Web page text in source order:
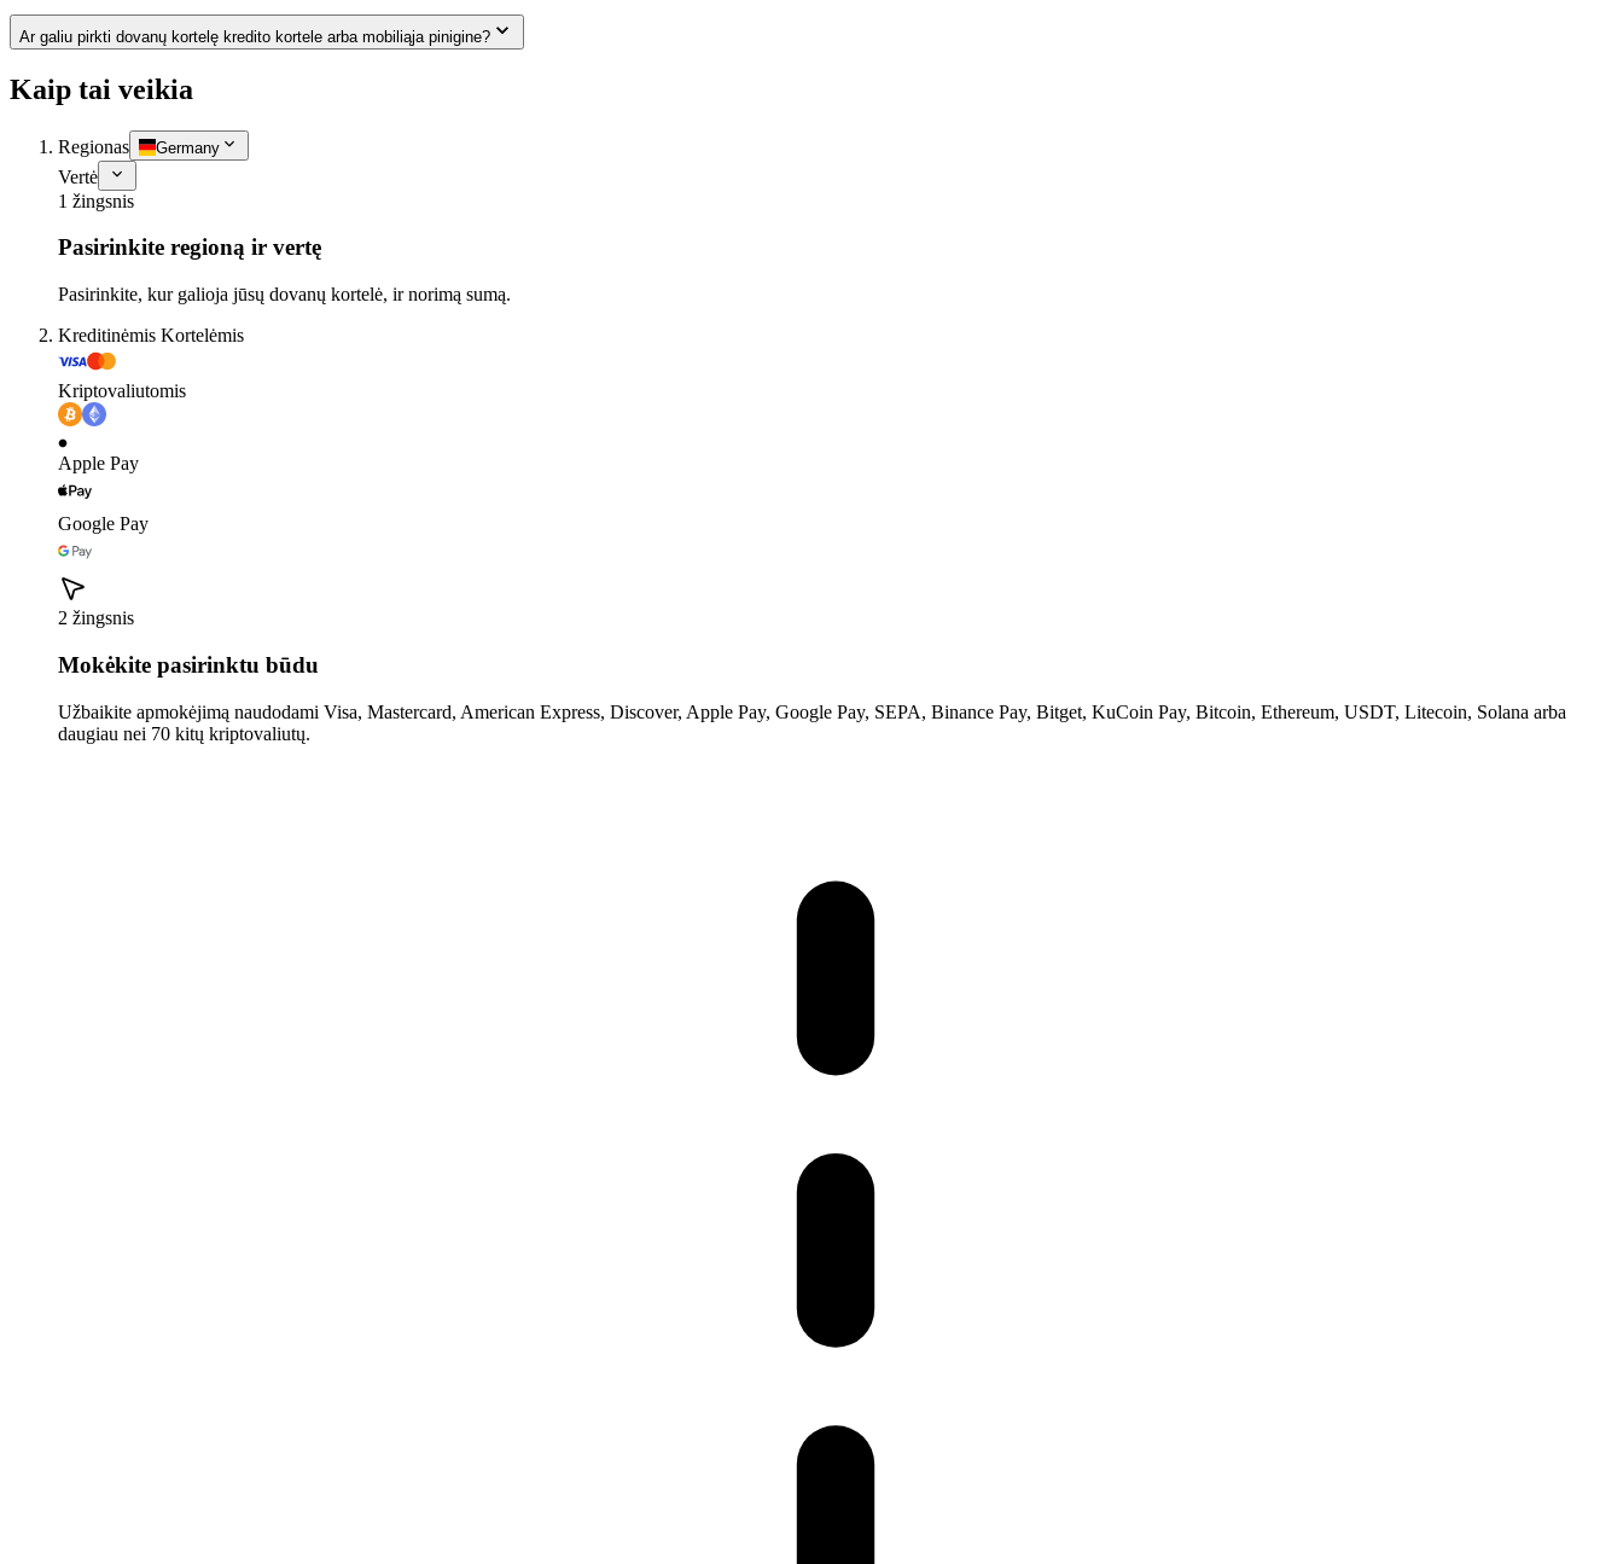
Ar galiu pirkti dovanų kortelę kredito kortele arba mobiliąja pinigine?
Kaip tai veikia
Regionas Germany
Vertė
1 žingsnis
Pasirinkite regioną ir vertę
Pasirinkite, kur galioja jūsų dovanų kortelė, ir norimą sumą.
Kreditinėmis Kortelėmis
Kriptovaliutomis
Apple Pay
Google Pay
2 žingsnis
Mokėkite pasirinktu būdu
Užbaikite apmokėjimą naudodami Visa, Mastercard, American Express, Discover, Apple Pay, Google Pay, SEPA, Binance Pay, Bitget, KuCoin Pay, Bitcoin, Ethereum, USDT, Litecoin, Solana arba
daugiau nei 70 kitų kriptovaliutų.